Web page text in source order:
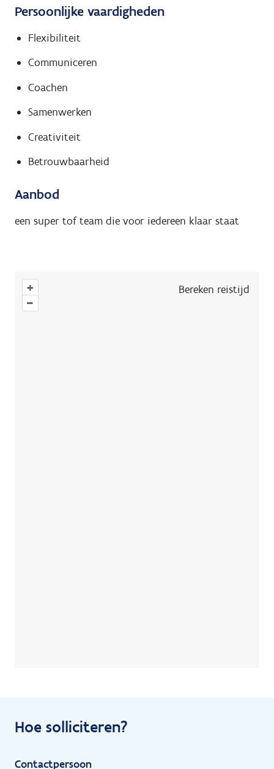
Persoonlijke vaardigheden
Flexibiliteit
Communiceren
Coachen
Samenwerken
Creativiteit
Betrouwbaarheid
Aanbod
een super tof team die voor iedereen klaar staat
+
–
Bereken reistijd
Hoe solliciteren?
Contactpersoon